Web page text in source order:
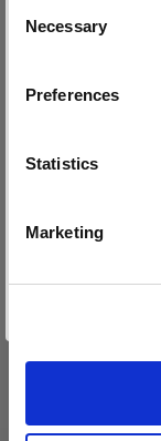
Selection
Necessary
Preferences
Statistics
Marketing
Malta
Langue
À partir de